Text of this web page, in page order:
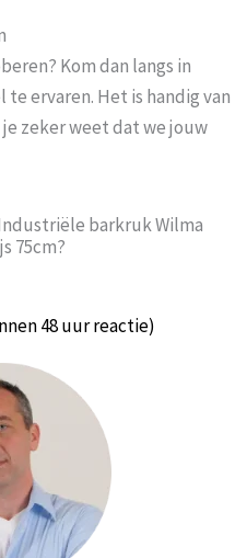
Kom dan langs in
ervaren. Het is handig van
zeker weet dat we jouw
barkruk Wilma
75cm?
48 uur reactie)